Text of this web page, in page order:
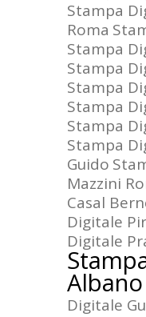
Stampa
Roma
Stampa
Stampa
Stampa
Stampa
Stampa
Stampa
Guido
Mazzini
Casal
Digitale
Digitale
Digitale